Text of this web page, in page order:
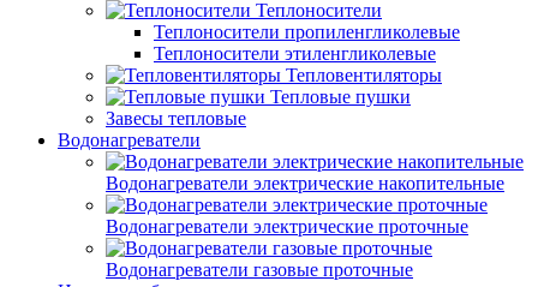
Теплоносители
Теплоносители пропиленгликолевые
Теплоносители этиленгликолевые
Тепловентиляторы
Тепловые пушки
Завесы тепловые
Водонагреватели
Водонагреватели электрические накопительные
Водонагреватели электрические проточные
Водонагреватели газовые проточные